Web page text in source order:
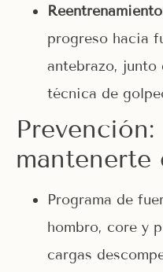
progreso hacia
antebrazo,
técnica de
mantenerte
Programa de
hombro, core y
cargas